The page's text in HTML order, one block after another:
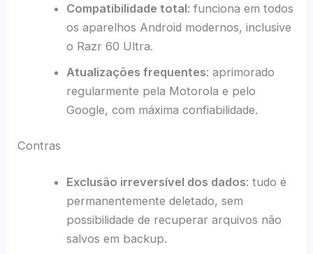
Compatibilidade total: funciona em todos
os aparelhos Android modernos, inclusive
o Razr 60 Ultra.
Atualizações frequentes: aprimorado
regularmente pela Motorola e pelo
Google, com máxima confiabilidade.
Contras
Exclusão irreversível dos dados: tudo é
permanentemente deletado, sem
possibilidade de recuperar arquivos não
salvos em backup.